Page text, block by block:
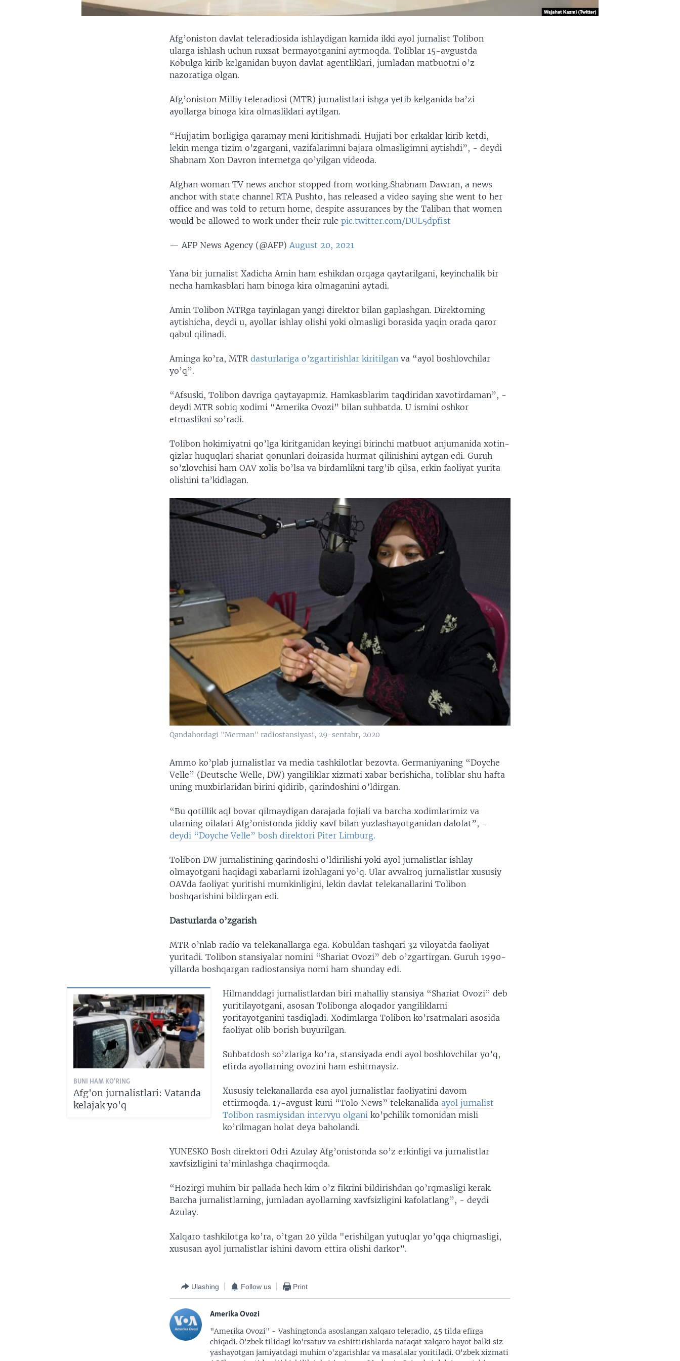
Afg’oniston davlat teleradiosida ishlaydigan kamida ikki ayol jurnalist Tolibon
ularga ishlash uchun ruxsat bermayotganini aytmoqda. Toliblar 15-avgustda
Kobulga kirib kelganidan buyon davlat agentliklari, jumladan matbuotni o’z
nazoratiga olgan.
Afg’oniston Milliy teleradiosi (MTR) jurnalistlari ishga yetib kelganida ba’zi
ayollarga binoga kira olmasliklari aytilgan.
“Hujjatim borligiga qaramay meni kiritishmadi. Hujjati bor erkaklar kirib ketdi,
lekin menga tizim o’zgargani, vazifalarimni bajara olmasligimni aytishdi”, - deydi
Shabnam Xon Davron internetga qo’yilgan videoda.
Afghan woman TV news anchor stopped from working.Shabnam Dawran, a news
anchor with state channel RTA Pushto, has released a video saying she went to her
office and was told to return home, despite assurances by the Taliban that women
would be allowed to work under their rulepic.twitter.com/DUL5dpfist
— AFP News Agency (@AFP)August 20, 2021
Yana bir jurnalist Xadicha Amin ham eshikdan orqaga qaytarilgani, keyinchalik bir
necha hamkasblari ham binoga kira olmaganini aytadi.
Amin Tolibon MTRga tayinlagan yangi direktor bilan gaplashgan. Direktorning
aytishicha, deydi u, ayollar ishlay olishi yoki olmasligi borasida yaqin orada qaror
qabul qilinadi.
Aminga ko’ra, MTRdasturlariga o’zgartirishlar kiritilgan va “ayol boshlovchilar
yo’q”.
“Afsuski, Tolibon davriga qaytayapmiz. Hamkasblarim taqdiridan xavotirdaman”, -
deydi MTR sobiq xodimi “Amerika Ovozi” bilan suhbatda. U ismini oshkor
etmaslikni so’radi.
Tolibon hokimiyatni qo’lga kiritganidan keyingi birinchi matbuot anjumanida xotin-
qizlar huquqlari shariat qonunlari doirasida hurmat qilinishini aytgan edi. Guruh
so’zlovchisi ham OAV xolis bo’lsa va birdamlikni targ’ib qilsa, erkin faoliyat yurita
olishini ta’kidlagan.
Qandahordagi "Merman" radiostansiyasi, 29-sentabr, 2020
Ammo ko’plab jurnalistlar va media tashkilotlar bezovta. Germaniyaning “Doyche
Velle” (Deutsche Welle, DW) yangiliklar xizmati xabar berishicha, toliblar shu hafta
uning muxbirlaridan birini qidirib, qarindoshini o’ldirgan.
“Bu qotillik aql bovar qilmaydigan darajada fojiali va barcha xodimlarimiz va
ularning oilalari Afg’onistonda jiddiy xavf bilan yuzlashayotganidan dalolat”, -
deydi “Doyche Velle” bosh direktori Piter Limburg.
Tolibon DW jurnalistining qarindoshi o’ldirilishi yoki ayol jurnalistlar ishlay
olmayotgani haqidagi xabarlarni izohlagani yo’q. Ular avvalroq jurnalistlar xususiy
OAVda faoliyat yuritishi mumkinligini, lekin davlat telekanallarini Tolibon
boshqarishini bildirgan edi.
Dasturlarda o’zgarish
MTR o’nlab radio va telekanallarga ega. Kobuldan tashqari 32 viloyatda faoliyat
yuritadi. Tolibon stansiyalar nomini “Shariat Ovozi” deb o’zgartirgan. Guruh 1990-
yillarda boshqargan radiostansiya nomi ham shunday edi.
BUNI HAM KO'RING
Afg'on jurnalistlari: Vatanda
kelajak yo'q
Hilmanddagi jurnalistlardan biri mahalliy stansiya “Shariat Ovozi” deb
yuritilayotgani, asosan Tolibonga aloqador yangiliklarni
yoritayotganini tasdiqladi. Xodimlarga Tolibon ko’rsatmalari asosida
faoliyat olib borish buyurilgan.
Suhbatdosh so’zlariga ko’ra, stansiyada endi ayol boshlovchilar yo’q,
efirda ayollarning ovozini ham eshitmaysiz.
Xususiy telekanallarda esa ayol jurnalistlar faoliyatini davom
ettirmoqda. 17-avgust kuni “Tolo News” telekanalida ayol jurnalist
Tolibon rasmiysidan intervyu olganiko’pchilik tomonidan misli
ko’rilmagan holat deya baholandi.
YUNESKO Bosh direktori Odri Azulay Afg’onistonda so’z erkinligi va jurnalistlar
xavfsizligini ta’minlashga chaqirmoqda.
“Hozirgi muhim bir pallada hech kim o’z fikrini bildirishdan qo’rqmasligi kerak.
Barcha jurnalistlarning, jumladan ayollarning xavfsizligini kafolatlang”, - deydi
Azulay.
Xalqaro tashkilotga ko’ra, o’tgan 20 yilda "erishilgan yutuqlar yo’qqa chiqmasligi,
xususan ayol jurnalistlar ishini davom ettira olishi darkor”.
Ulashing Follow us Print
Amerika Ovozi
"Amerika Ovozi" - Vashingtonda asoslangan xalqaro teleradio, 45 tilda efirga
chiqadi. O'zbek tilidagi ko'rsatuv va eshittirishlarda nafaqat xalqaro hayot balki siz
yashayotgan jamiyatdagi muhim o'zgarishlar va masalalar yoritiladi. O'zbek xizmati